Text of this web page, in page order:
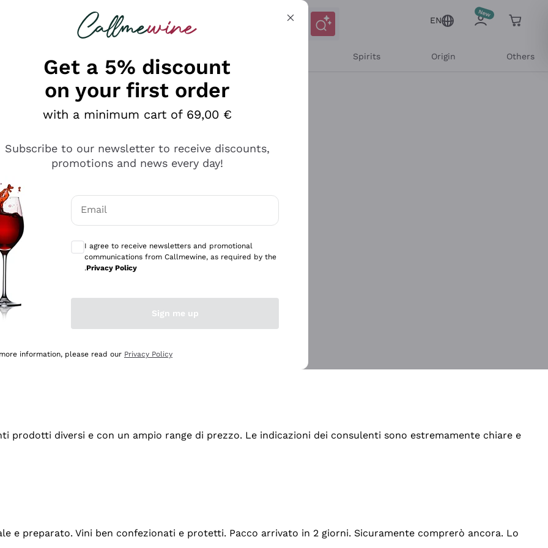
looking for
EN
Spirits Origin Others
professionalità
diversi e con un ampio range di prezzo. Le indicazioni dei consulenti sono estremamente chiare e
e preparato. Vini ben confezionati e protetti. Pacco arrivato in 2 giorni. Sicuramente comprerò ancora. Lo
Get a 5% discount
on your first order
with a minimum cart of 69,00 €
Subscribe to our newsletter to receive discounts,
promotions and news every day!
Email
I agree to receive newsletters and promotional
communications from Callmewine, as required by the
.Privacy Policy
Sign me up
information, please read our Privacy Policy